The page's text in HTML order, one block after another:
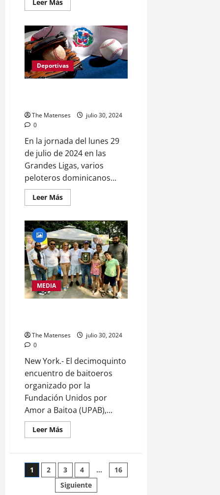
Leer Más
más
Estas
son
las
imágenes
que
nos
dejó
la
Invitacional
de
José
de
las
Deportivas
The Matenses
julio 30, 2024
0
En la jornada del lunes 29
de julio de 2024 en las
Grandes Ligas, varios
peloteros dominicanos...
Leer MásLeer
más
Dominicanos
Destacados
en
la
Jornada
del
Lunes
en
MLB
MEDIA
The Matenses
julio 30, 2024
0
New York.- El decimoquinto
encuentro de baitoeros
organizado por la
Fundación Unidos por
Amor a Baitoa (UPAB),...
Leer MásLeer
más
realizan
su
tradicional
encuentro
en
Paginación
1 2 3 4 …
16
Siguiente